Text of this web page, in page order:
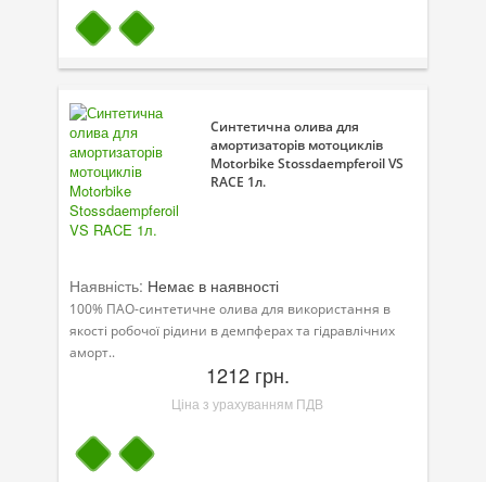
Синтетична олива для
амортизаторів мотоциклів
Motorbike Stossdaempferoil VS
RACE 1л.
Наявність: Немає в наявності
100% ПАО-синтетичне олива для використання в
якості робочої рідини в демпферах та гідравлічних
аморт..
1212 грн.
Ціна з урахуванням ПДВ